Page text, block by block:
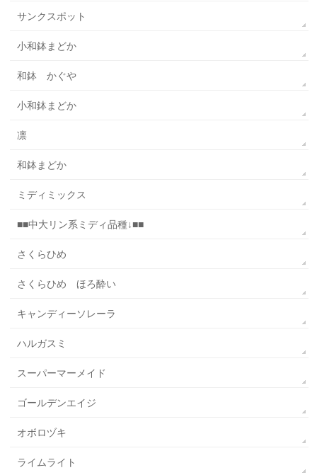
サンクスポット
小和鉢まどか
和鉢 かぐや
小和鉢まどか
凛
和鉢まどか
ミディミックス
■■中大リン系ミディ品種↓■■
さくらひめ
さくらひめ ほろ酔い
キャンディーソレーラ
ハルガスミ
スーパーマーメイド
ゴールデンエイジ
オボロヅキ
ライムライト